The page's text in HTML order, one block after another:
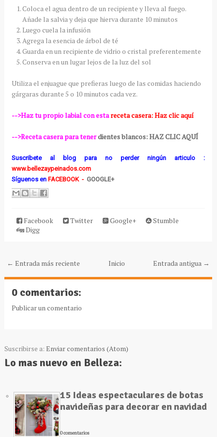
Coloca el agua dentro de un recipiente y lleva al fuego.
Añade la salvia y deja que hierva durante 10 minutos
Luego cuela la infusión
Agrega la esencia de árbol de té
Guarda en un recipiente de vidrio o cristal preferentemente
Conserva en un lugar lejos de la luz del sol
Utiliza el enjuague que prefieras luego de las comidas haciendo
gárgaras durante 5 o 10 minutos cada vez.
-->Haz tu propio labial con estareceta casera: Haz clic aquí
-->Receta casera para tenerdientes blancos: HAZ CLIC AQUÍ
Suscribete al blog para no perder ningún articulo :
www.bellezaypeinados.com
Síguenosen FACEBOOK - GOOGLE+
Facebook Twitter Google+
Stumble
Digg
← Entrada más reciente Entrada antigua →
Inicio
0 comentarios:
Publicar un comentario
Suscribirse a: Enviar comentarios (Atom)
Lo mas nuevo en Belleza:
15 Ideas espectaculares de botas
navideñas para decorar en navidad
0 comentarios